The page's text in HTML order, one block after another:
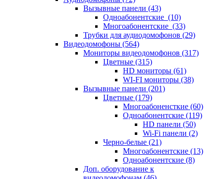
Вызывные панели (43)
Одноабонентские (10)
Многоабонентские (33)
Трубки для аудиодомофонов (29)
Видеодомофоны (564)
Мониторы видеодомофонов (317)
Цветные (315)
HD мониторы (61)
WI-FI мониторы (38)
Вызывные панели (201)
Цветные (179)
Многоабоненсткие (60)
Одноабонентские (119)
HD панели (50)
Wi-Fi панели (2)
Черно-белые (21)
Многоабонентские (13)
Одноабонентские (8)
Доп. оборудование к